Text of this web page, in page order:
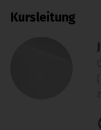
Kursleitung